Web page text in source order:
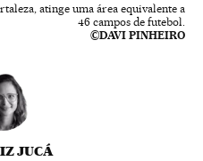
atinge uma área equivalente a
46 campos de futebol.
©DAVI PINHEIRO
JUCÁ